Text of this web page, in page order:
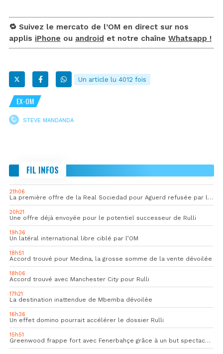
🔁 Suivez le mercato de l’OM en direct sur nos
applis iPhone ou android et notre chaîne Whatsapp !
Un article lu 4012 fois
EX-OM
STEVE MANDANDA
FIL INFOS
21h06
La première offre de la Real Sociedad pour Aguerd refusée par l’OM
20h21
Une offre déjà envoyée pour le potentiel successeur de Rulli
19h36
Un latéral international libre ciblé par l’OM
18h51
Accord trouvé pour Medina, la grosse somme de la vente dévoilée
18h06
Accord trouvé avec Manchester City pour Rulli
17h21
La destination inattendue de Mbemba dévoilée
16h36
Un effet domino pourrait accélérer le dossier Rulli
15h51
Greenwood frappe fort avec Fenerbahçe grâce à un but spectaculaire